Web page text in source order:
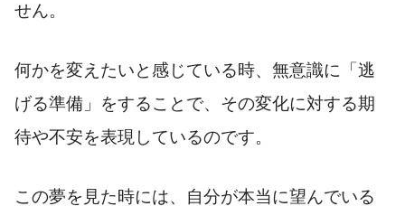
せん。
何かを変えたいと感じている時、無意識に「逃
げる準備」をすることで、その変化に対する期
待や不安を表現しているのです。
この夢を見た時には、自分が本当に望んでいる